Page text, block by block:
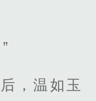
，温如玉